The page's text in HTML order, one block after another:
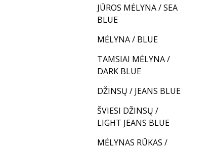
JŪROS MĖLYNA / SEA
BLUE
MĖLYNA / BLUE
TAMSIAI MĖLYNA /
DARK BLUE
DŽINSŲ / JEANS BLUE
ŠVIESI DŽINSŲ /
LIGHT JEANS BLUE
MĖLYNAS RŪKAS /